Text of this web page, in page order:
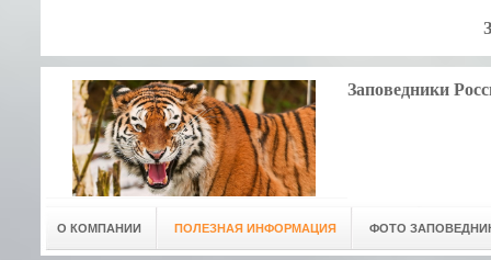
Заповедники
О КОМПАНИИ ПОЛЕЗНАЯ ИНФОРМАЦИЯ ФОТО